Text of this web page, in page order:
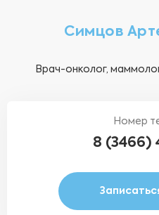
Симцов
Врач-онколог,
Номер
8 (3466)